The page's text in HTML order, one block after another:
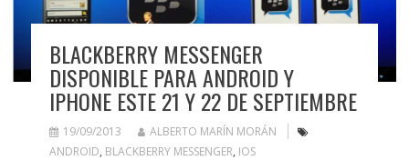
BLACKBERRY MESSENGER
DISPONIBLE PARA ANDROID Y
IPHONE ESTE 21 Y 22 DE SEPTIEMBRE
19/09/2013
ALBERTO MARÍN MORÁN
ANDROID, BLACKBERRY MESSENGER, IOS